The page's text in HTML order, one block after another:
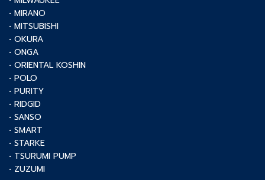
• MIRANO
• MITSUBISHI
• OKURA
• ONGA
• ORIENTAL KOSHIN
• POLO
• PURITY
• RIDGID
• SANSO
• SMART
• STARKE
• TSURUMI PUMP
• ZUZUMI